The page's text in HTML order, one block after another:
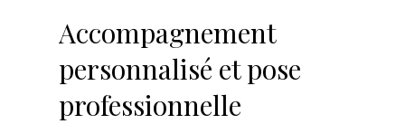
Accompagnement
personnalisé et pose
professionnelle